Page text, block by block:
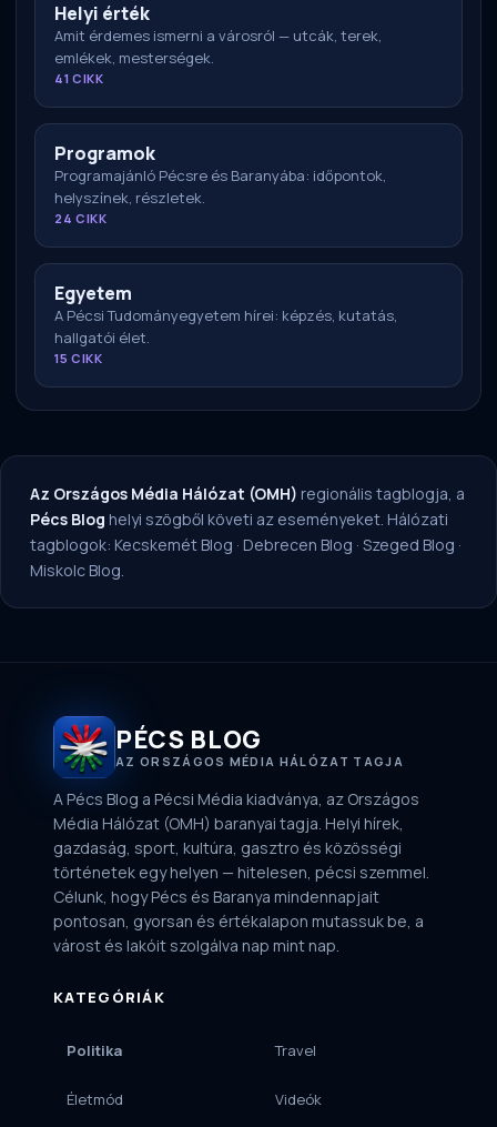
Helyi érték
Amit érdemes ismerni a városról — utcák, terek,
emlékek, mesterségek.
41 CIKK
Programok
Programajánló Pécsre és Baranyába: időpontok,
helyszínek, részletek.
24 CIKK
Egyetem
A Pécsi Tudományegyetem hírei: képzés, kutatás,
hallgatói élet.
15 CIKK
Az Országos Média Hálózat (OMH) regionális tagblogja, a
Pécs Blog helyi szögből követi az eseményeket. Hálózati
tagblogok: Kecskemét Blog · Debrecen Blog · Szeged Blog ·
Miskolc Blog.
PÉCS BLOG
AZ ORSZÁGOS MÉDIA HÁLÓZAT TAGJA
A Pécs Blog a Pécsi Média kiadványa, az Országos
Média Hálózat (OMH) baranyai tagja. Helyi hírek,
gazdaság, sport, kultúra, gasztro és közösségi
történetek egy helyen — hitelesen, pécsi szemmel.
Célunk, hogy Pécs és Baranya mindennapjait
pontosan, gyorsan és értékalapon mutassuk be, a
várost és lakóit szolgálva nap mint nap.
KATEGÓRIÁK
Politika
Életmód
Travel
Videók